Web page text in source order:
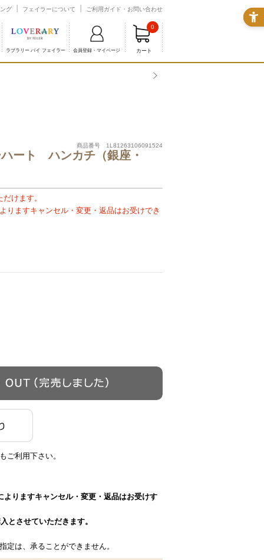
グ フェイラーについて ご利用ガイド・お問い合わせ
ラブラリー バイ フェイラー 会員登録・マイページ カート
0
商品番号 1L81263106091524
ート ハンカチ（銀座・
けます。
りますキャンセル・変更・返品はお受けでき
ご利用下さい。
よりますキャンセル・変更・返品はお受けす
とさせていただきます。
定は、承ることができません。